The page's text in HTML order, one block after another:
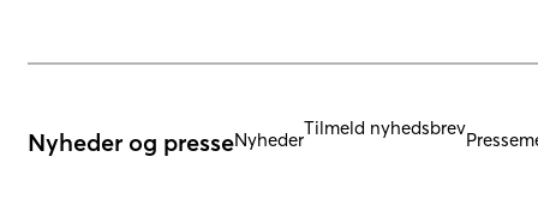
Nyheder og presseNyheder
Tilmeld nyhedsbrev